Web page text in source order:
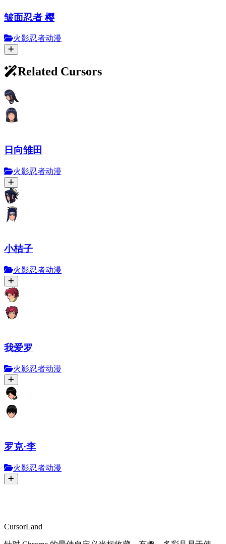
皱面忍者 樱
火影忍者动漫
Related Cursors
日向雏田
火影忍者动漫
小桔子
火影忍者动漫
我爱罗
火影忍者动漫
罗克·李
火影忍者动漫
CursorLand